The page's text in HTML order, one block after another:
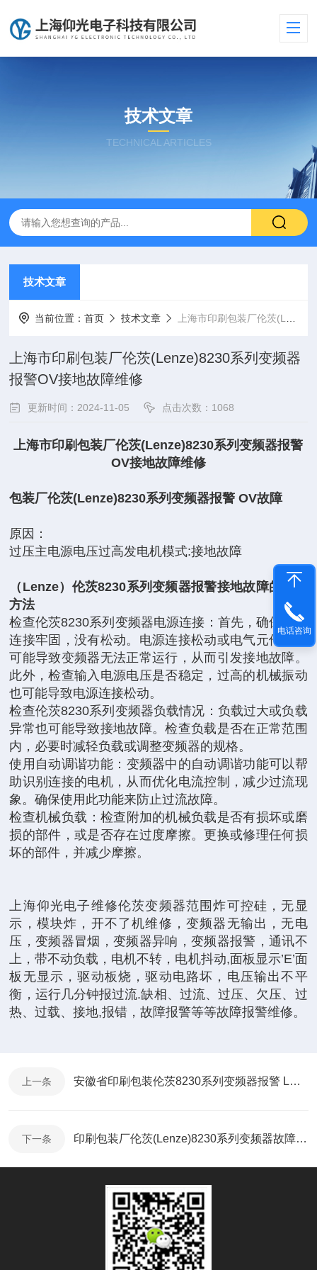
技术文章
TECHNICAL ARTICLES
技术文章
当前位置：首页 技术文章 上海市印刷包装厂伦茨(Lenze)8230系列变频器报警OV接地故障维修
上海市印刷包装厂伦茨(Lenze)8230系列变频器
报警OV接地故障维修
更新时间：2024-11-05 点击次数：1068
上海市印刷包装厂伦茨(Lenze)8230系列变频器报警
OV接地故障维修
包装厂伦茨(Lenze)8230系列变频器报警 OV故障
原因：
过压主电源电压过高发电机模式:接地故障
（Lenze）‌伦茨8230系列变频器报警接地故障的维修
方法
检查‌伦茨8230系列变频器电源连接‌：首先，确保电源
连接牢固，没有松动。电源连接松动或电气元件老化
可能导致变频器无法正常运行，从而引发接地故障。
此外，检查输入电源电压是否稳定，过高的机械振动
也可能导致电源连接松动‌。
检查‌伦茨8230系列变频器负载情况‌：负载过大或负载
异常也可能导致接地故障。检查负载是否在正常范围
内，必要时减轻负载或调整变频器的规格‌。
使用自动调谐功能‌：变频器中的自动调谐功能可以帮
助识别连接的电机，从而优化电流控制，减少过流现
象。确保使用此功能来防止过流故障‌。
检查机械负载‌：检查附加的机械负载是否有损坏或磨
损的部件，或是否存在过度摩擦。更换或修理任何损
坏的部件，并减少摩擦‌。
上海仰光电子维修伦茨变频器范围炸可控硅，无显
示，模块炸，开不了机维修，变频器无输出，无电
压，变频器冒烟，变频器异响，变频器报警，通讯不
上，带不动负载，电机不转，电机抖动,面板显示’E’面
板无显示，驱动板烧，驱动电路坏，电压输出不平
衡，运行几分钟报过流.缺相、过流、过压、欠压、过
热、过载、接地,报错，故障报警等等故障报警维修。
上一条 安徽省印刷包装伦茨8230系列变频器报警 LU欠压故障维修点
下一条 印刷包装厂伦茨(Lenze)8230系列变频器故障维修售后
电话咨询